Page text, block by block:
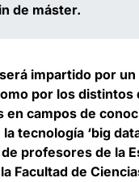
de máster.
impartido por
por los
en campos de
tecnología ‘big
profesores de la
Facultad de